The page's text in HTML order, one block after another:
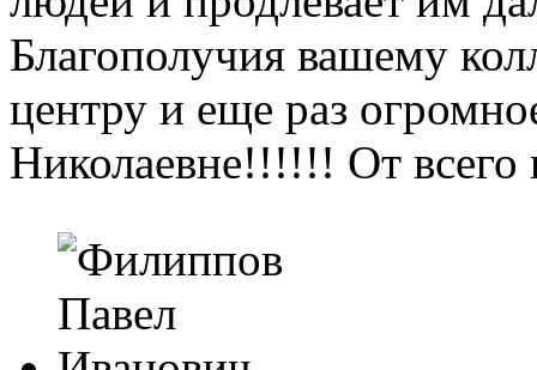
Благополучия вашему
центру и еще раз
Николаевне!!!!!! От